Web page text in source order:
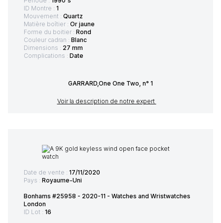
ID Montre : 1
Mouvement : Quartz
Matière boîtier : Or jaune
Forme du boitier : Rond
Couleur cadran : Blanc
Dimensions : 27 mm
Complications : Date
GARRARD,One One Two, n° 1
Voir la description de notre expert
Date de vente : 17/11/2020
Pays : Royaume-Uni
Bonhams #25958 - 2020-11 - Watches and Wristwatches
London
ID Lot : 16